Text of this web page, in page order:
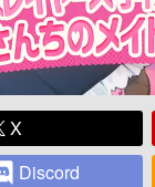
X
Discord